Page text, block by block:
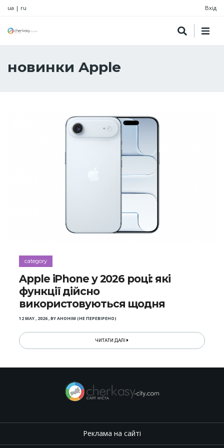
ua | ru Вхід
новинки Apple
category
Apple iPhone у 2026 році: які
функції дійсно
використовуються щодня
12 MAY , 2026,BYАНОНІМ (НЕ ПЕРЕВІРЕНО)
ЧИТАТИ ДАЛІ
Реклама на сайті